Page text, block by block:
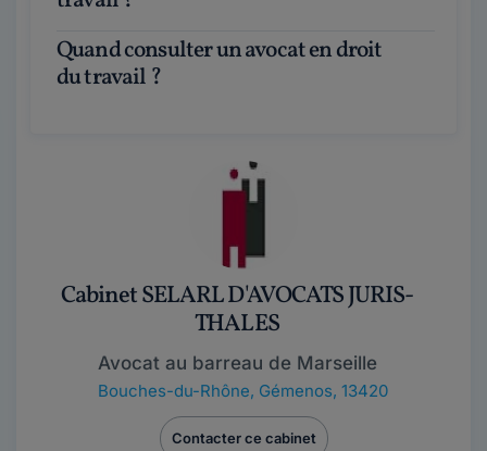
Quand consulter un avocat en droit
du travail ?
Cabinet SELARL D'AVOCATS JURIS-
THALES
Avocat au barreau de Marseille
Bouches-du-Rhône, Gémenos, 13420
Contacter ce cabinet